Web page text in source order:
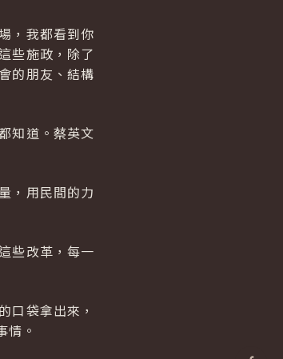
，我都看到你
些施政，除了
的朋友、結構
知道。蔡英文
，用民間的力
些改革，每一
口袋拿出來，
情。